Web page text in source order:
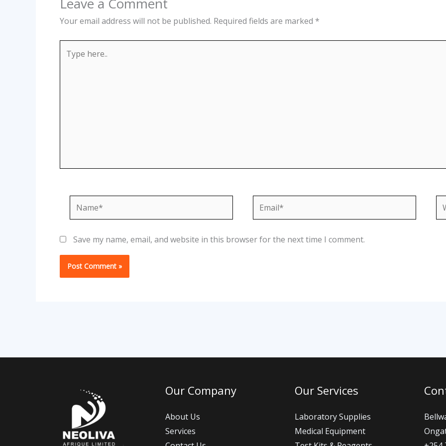
Your email address will not be published. Required fields are marked *
here..
Name* Email*
Save my name, email, and website in this browser for the next time I comment.
Our Company
About Us
Services
Our Services
Laboratory Supplies
Medical Equipment